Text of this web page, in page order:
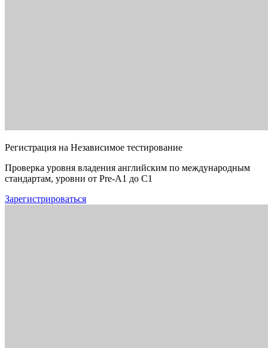
Регистрация на Независимое тестирование
Проверка уровня владения английским по международным
стандартам, уровни от Pre-A1 до C1
Зарегистрироваться